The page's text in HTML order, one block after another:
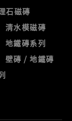
石磁磚
清水模磁磚
地鐵磚系列
壁磚 / 地鐵磚